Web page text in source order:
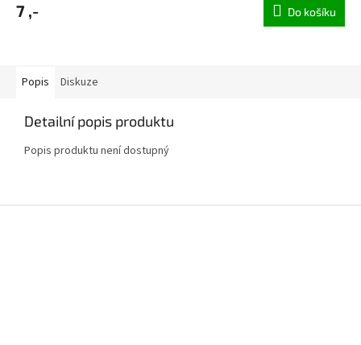
7 ,- Do košíku
Popis Diskuze
Detailní popis produktu
Popis produktu není dostupný